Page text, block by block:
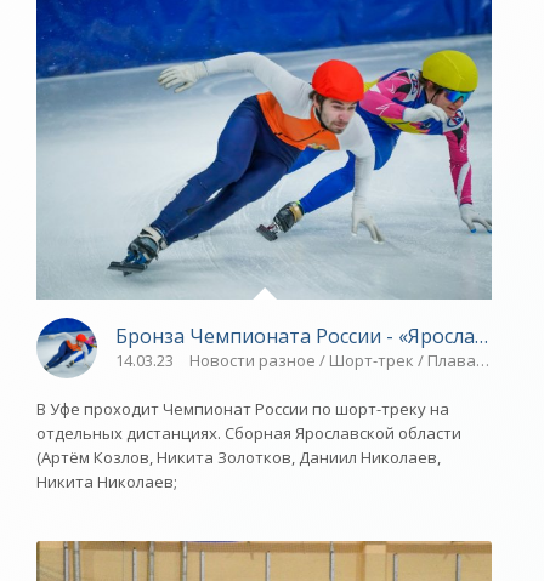
Бронза Чемпионата России - «Ярославский
14.03.23 Новости разное / Шорт-трек / Плавание /
В Уфе проходит Чемпионат России по шорт-треку на
отдельных дистанциях. Сборная Ярославской области
(Артём Козлов, Никита Золотков, Даниил Николаев,
Никита Николаев;